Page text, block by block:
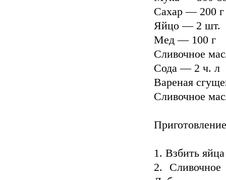
Сахар — 200
Яйцо — 2 шт.
Мед — 100 г
Сливочное
Сода — 2 ч. л
Вареная
Сливочное
1. Взбить
2.